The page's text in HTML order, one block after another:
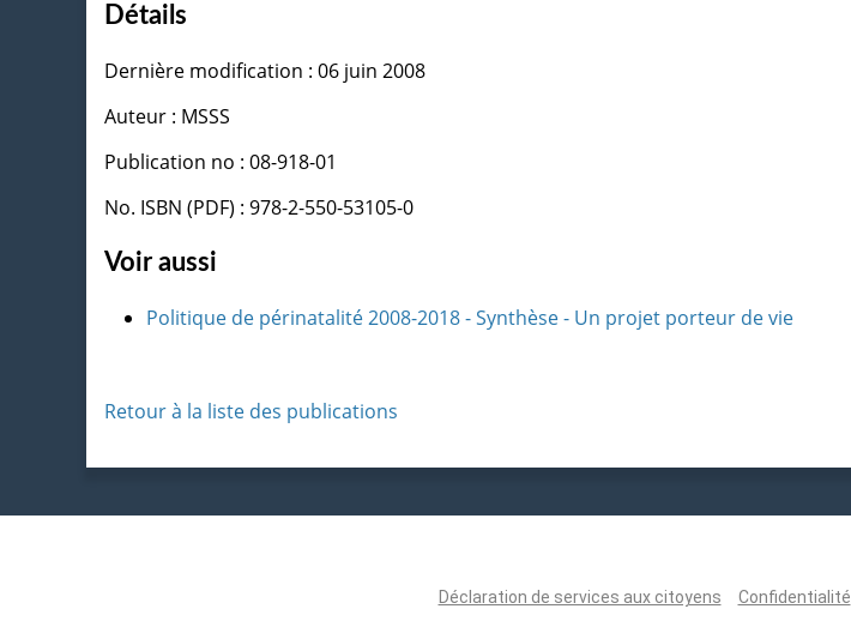
Détails
Dernière modification : 06 juin 2008
Auteur : MSSS
Publication no : 08-918-01
No. ISBN (PDF) : 978-2-550-53105-0
Voir aussi
Politique de périnatalité 2008-2018 - Synthèse - Un projet porteur de vie
Retour à la liste des publications
Déclaration de services aux citoyens Confidentialité